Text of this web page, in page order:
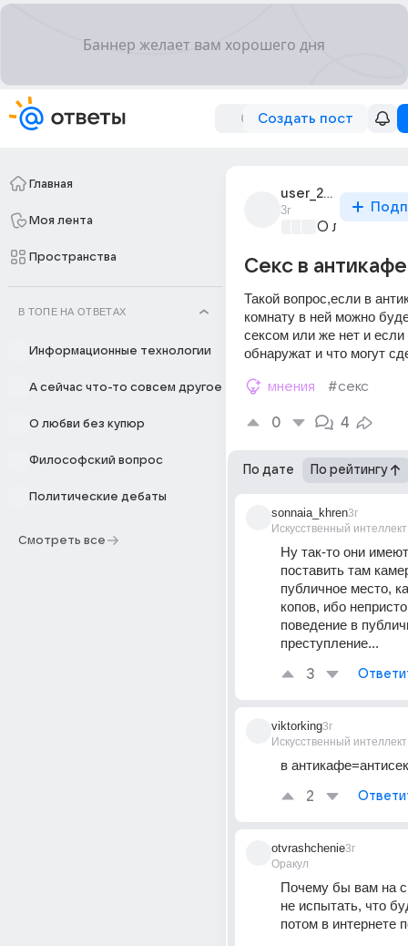
Создать пост
Главная
Моя лента
Пространства
В ТОПЕ НА ОТВЕТАХ
Информационные технологии
А сейчас что-то совсем другое
О любви без купюр
Философский вопрос
Политические дебаты
Смотреть все
user_299897402
3г
О любви без
Секс в антикафе
Такой вопрос,если в
комнату в ней можно
сексом или же нет и если
обнаружат и что могут
мнения #секс
0 4
По дате По рейтингу
sonnaia_khren
Искусственный интеллект
3г
Ну так-то они
поставить там
публичное место,
копов, ибо
поведение в
преступление...
3
viktorking
Искусственный интеллект
3г
в
2
otvrashchenie
Оракул
3г
Почему бы вам на
не испытать, что
потом в интернете